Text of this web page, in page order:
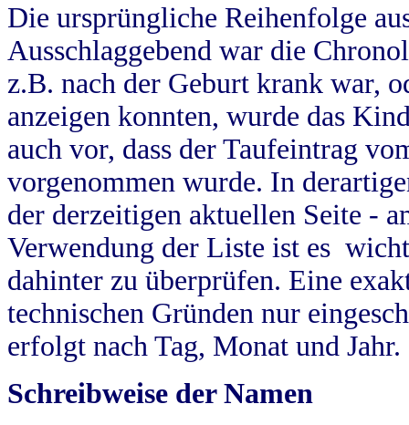
Die ursprüngliche Reihenfolge
Ausschlaggebend war die
z.B. nach der Geburt krank war,
anzeigen konnten, wurde das
auch vor, dass der Taufeintrag
vorgenommen wurde. In
der derzeitigen aktuellen Seite -
Verwendung der Liste ist es
dahinter zu überprüfen. Eine
technischen Gründen nur
erfolgt nach Tag, Monat und Jahr.
Schreibweise der Namen